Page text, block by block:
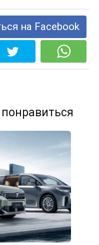
на Facebook